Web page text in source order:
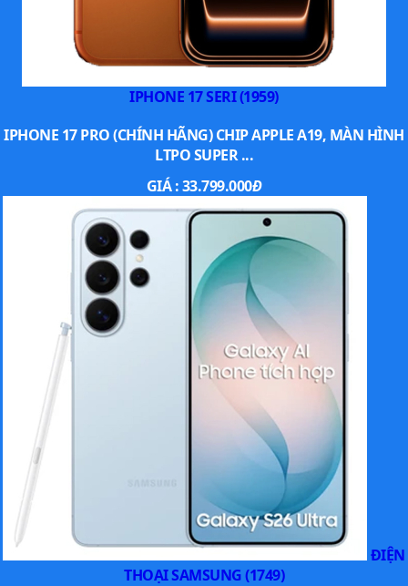
IPHONE 17 SERI (1959)
IPHONE 17 PRO (CHÍNH HÃNG) CHIP APPLE A19, MÀN HÌNH
LTPO SUPER ...
GIÁ :33.799.000Đ
ĐIỆN
THOẠI SAMSUNG (1749)